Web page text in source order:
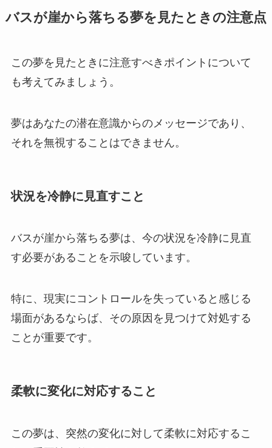
バスが崖から落ちる夢を見たときの注意点
この夢を見たときに注意すべきポイントについて
も考えてみましょう。
夢はあなたの潜在意識からのメッセージであり、
それを無視することはできません。
状況を冷静に見直すこと
バスが崖から落ちる夢は、今の状況を冷静に見直
す必要があることを示唆しています。
特に、現実にコントロールを失っていると感じる
場面があるならば、その原因を見つけて対処する
ことが重要です。
柔軟に変化に対応すること
この夢は、突然の変化に対して柔軟に対応するこ